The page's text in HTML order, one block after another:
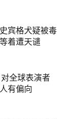
宾格犬疑被毒
着遭天谴
全球表演者
有偏向